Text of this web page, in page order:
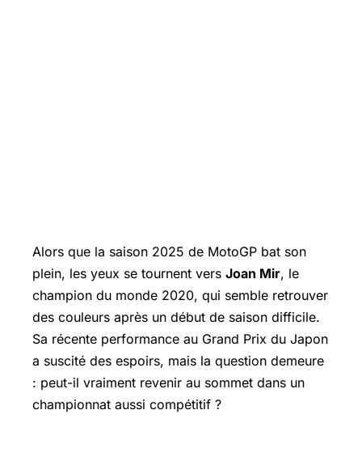
Alors que la saison 2025 de MotoGP bat son
plein, les yeux se tournent vers Joan Mir, le
champion du monde 2020, qui semble retrouver
des couleurs après un début de saison difficile.
Sa récente performance au Grand Prix du Japon
a suscité des espoirs, mais la question demeure
: peut-il vraiment revenir au sommet dans un
championnat aussi compétitif ?